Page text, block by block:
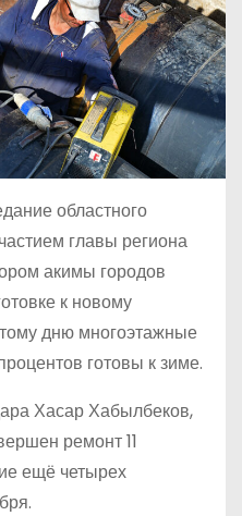
областного
главы региона
акимы городов
к новому
дню многоэтажные
готовы к зиме.
Хасар Хабылбеков,
ремонт 11
ещё четырех